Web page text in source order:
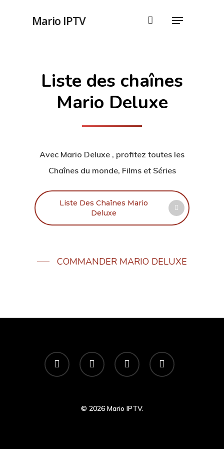
Mario IPTV
Liste des chaînes
Mario Deluxe
Avec Mario Deluxe , profitez toutes les
Chaînes du monde, Films et Séries
Liste Des Chaînes Mario
Deluxe
COMMANDER MARIO DELUXE
© 2026 Mario IPTV.
Revendeurs
À Propos De
Support